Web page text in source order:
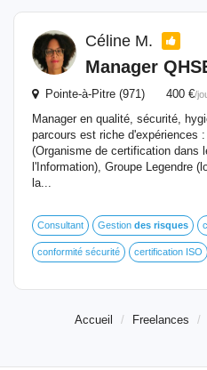
Céline M.
Manager
Pointe-à-Pitre (971) 400 €/
Manager en qualité, sécurité,
parcours est riche d'expériences
(Organisme de certification dans
l'Information), Groupe Legendre
la...
Consultant Gestion des risques
conformité sécurité certification ISO
Accueil Freelances